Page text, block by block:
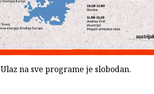
Ulaz na sve programe je slobodan.